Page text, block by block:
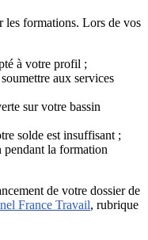
les formations. Lors de vos
à votre profil ;
aux services
sur votre bassin
solde est insuffisant ;
la formation
de votre dossier de
France Travail, rubrique